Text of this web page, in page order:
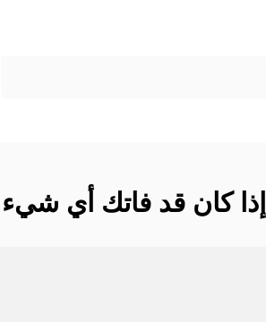
إذا كان قد فاتك أي شيء